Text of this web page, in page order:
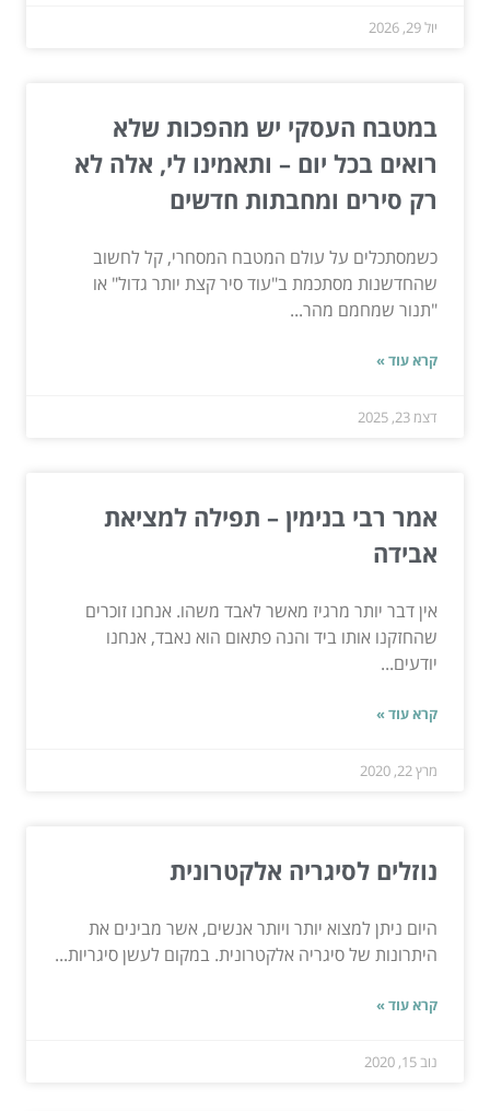
יול 29, 2026
במטבח העסקי יש מהפכות שלא
רואים בכל יום – ותאמינו לי, אלה לא
רק סירים ומחבתות חדשים
כשמסתכלים על עולם המטבח המסחרי, קל לחשוב
שהחדשנות מסתכמת ב"עוד סיר קצת יותר גדול" או
"תנור שמחמם מהר...
קרא עוד »
דצמ 23, 2025
אמר רבי בנימין – תפילה למציאת
אבידה
אין דבר יותר מרגיז מאשר לאבד משהו. אנחנו זוכרים
שהחזקנו אותו ביד והנה פתאום הוא נאבד, אנחנו
יודעים...
קרא עוד »
מרץ 22, 2020
נוזלים לסיגריה אלקטרונית
היום ניתן למצוא יותר ויותר אנשים, אשר מבינים את
היתרונות של סיגריה אלקטרונית. במקום לעשן סיגריות...
קרא עוד »
נוב 15, 2020